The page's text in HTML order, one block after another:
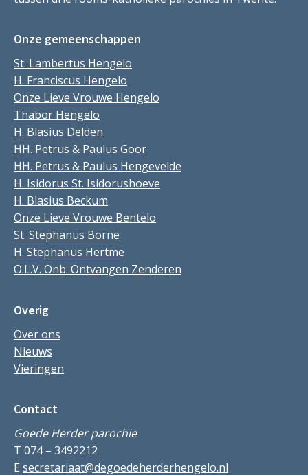
Onze gemeenschappen
St. Lambertus Hengelo
H. Franciscus Hengelo
Onze Lieve Vrouwe Hengelo
Thabor Hengelo
H. Blasius Delden
HH. Petrus & Paulus Goor
HH. Petrus & Paulus Hengevelde
H. Isidorus St. Isidorushoeve
H. Blasius Beckum
Onze Lieve Vrouwe Bentelo
St. Stephanus Borne
H. Stephanus Hertme
O.L.V. Onb. Ontvangen Zenderen
Overig
Over ons
Nieuws
Vieringen
Contact
Goede Herder parochie
T 074 – 3492212
E secretariaat@degoedeherderhengelo.nl